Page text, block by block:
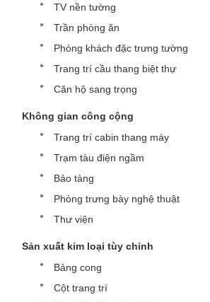
TV nền tường
Trần phòng ăn
Phòng khách đặc trưng tường
Trang trí cầu thang biệt thự
Căn hộ sang trọng
Không gian công cộng
Trang trí cabin thang máy
Trạm tàu điện ngầm
Bảo tàng
Phòng trưng bày nghệ thuật
Thư viện
Sản xuất kim loại tùy chỉnh
Bảng cong
Cột trang trí